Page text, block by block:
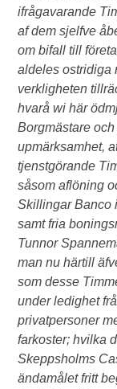
ifrågavarande
af dem sjelfve
om bifall till
aldeles ostridiga
verkligheten
hvarå wi här
Borgmästare
upmärksamhet,
tjenstgörande
såsom aflöning
Skillingar Banco
samt fria
Tunnor
man nu härtill
som desse
under ledighet
privatpersoner
farkoster; hvilka
Skeppsholms
ändamålet fritt